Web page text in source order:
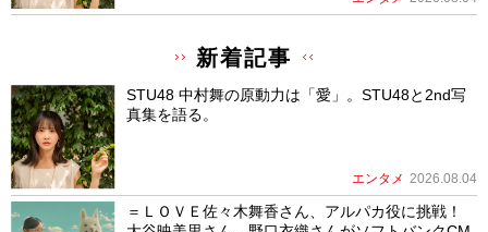
新着記事
STU48 中村舞の原動力は「愛」。STU48と2nd写
真集を語る。
エンタメ 2026.08.04
＝ＬＯＶＥ佐々木舞香さん、アルパカ役に挑戦！